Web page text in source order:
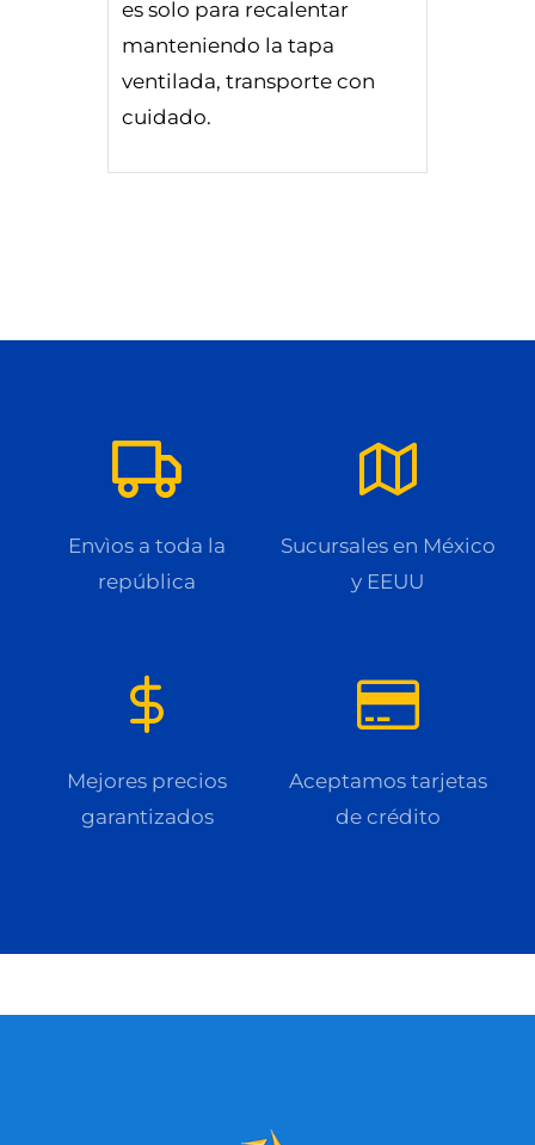
es solo para recalentar
manteniendo la tapa
ventilada, transporte con
cuidado.
Envìos a toda la
república
Sucursales en México
y EEUU
Mejores precios
garantizados
Aceptamos tarjetas
de crédito